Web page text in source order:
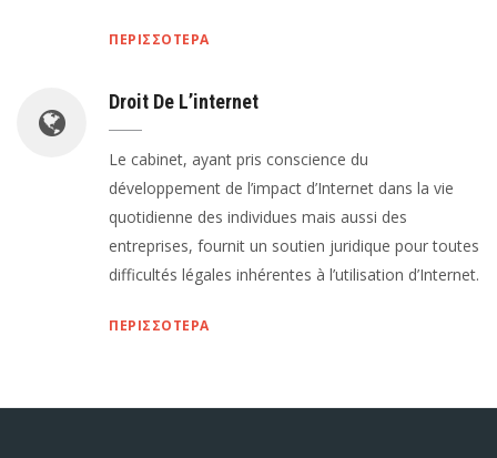
ΠΕΡΙΣΣΟΤΕΡΑ
Droit De L’internet
Le cabinet, ayant pris conscience du
développement de l’impact d’Internet dans la vie
quotidienne des individues mais aussi des
entreprises, fournit un soutien juridique pour toutes
difficultés légales inhérentes à l’utilisation d’Internet.
ΠΕΡΙΣΣΟΤΕΡΑ